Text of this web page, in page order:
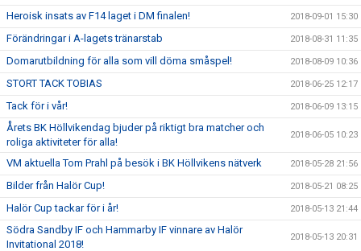
Heroisk insats av F14 laget i DM finalen! 2018-09-01 15:30
Förändringar i A-lagets tränarstab 2018-08-31 11:35
Domarutbildning för alla som vill döma småspel! 2018-08-09 10:36
STORT TACK TOBIAS 2018-06-25 12:17
Tack för i vår! 2018-06-09 13:15
Årets BK Höllvikendag bjuder på riktigt bra matcher och
roliga aktiviteter för alla!
2018-06-05 10:23
VM aktuella Tom Prahl på besök i BK Höllvikens nätverk 2018-05-28 21:56
Bilder från Halör Cup! 2018-05-21 08:25
Halör Cup tackar för i år! 2018-05-13 21:44
Södra Sandby IF och Hammarby IF vinnare av Halör
Invitational 2018!
2018-05-13 20:31